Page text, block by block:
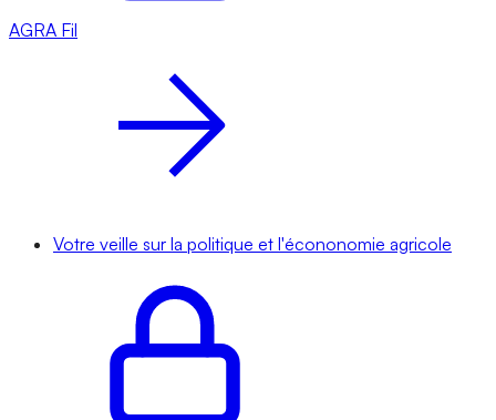
AGRA Fil
Votre veille sur la politique et l'écononomie agricole